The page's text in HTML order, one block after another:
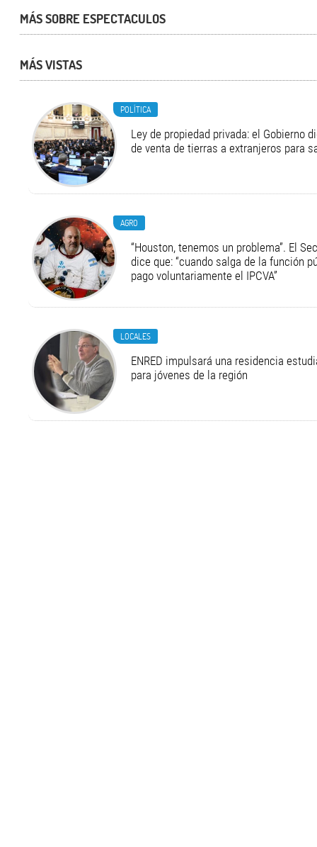
MÁS SOBRE ESPECTACULOS
MÁS VISTAS
POLÍTICA
Ley de propiedad privada: el Gobierno
de venta de tierras a extranjeros para
AGRO
“Houston, tenemos un problema”. El
dice que: “cuando salga de la función
pago voluntariamente el IPCVA”
LOCALES
ENRED impulsará una residencia
para jóvenes de la región